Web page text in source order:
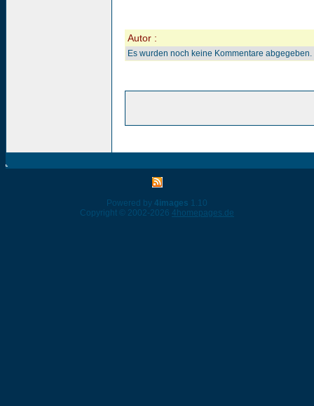
Autor :
Es wurden noch keine Kommentare abgegeben.
Powered by 4images 1.10
Copyright © 2002-2026 4homepages.de